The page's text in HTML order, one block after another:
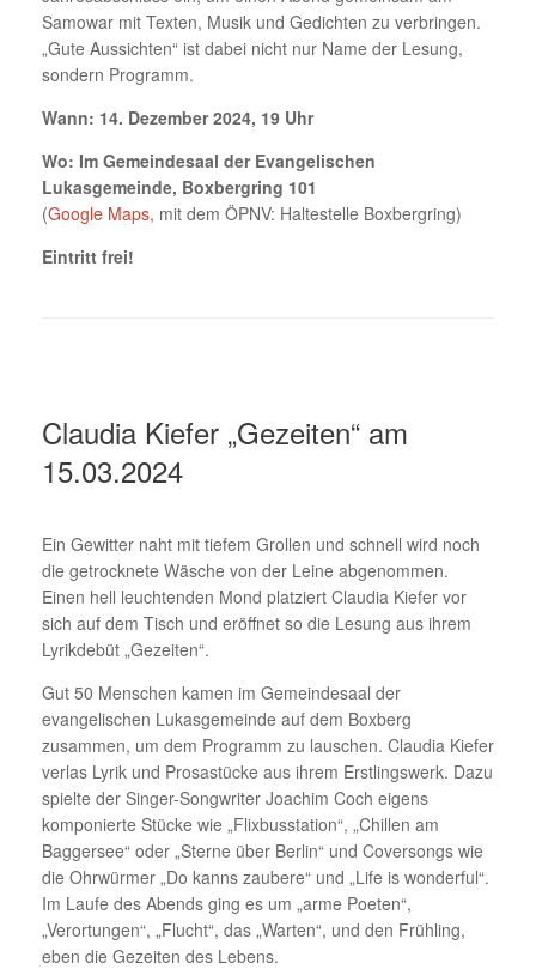
Samowar mit Texten, Musik und Gedichten zu verbringen.
„Gute Aussichten“ ist dabei nicht nur Name der Lesung,
sondern Programm.
Wann: 14. Dezember 2024, 19 Uhr
Wo: Im Gemeindesaal der Evangelischen
Lukasgemeinde, Boxbergring 101
(Google Maps, mit dem ÖPNV: Haltestelle Boxbergring)
Eintritt frei!
Claudia Kiefer „Gezeiten“ am
15.03.2024
Ein Gewitter naht mit tiefem Grollen und schnell wird noch
die getrocknete Wäsche von der Leine abgenommen.
Einen hell leuchtenden Mond platziert Claudia Kiefer vor
sich auf dem Tisch und eröffnet so die Lesung aus ihrem
Lyrikdebüt „Gezeiten“.
Gut 50 Menschen kamen im Gemeindesaal der
evangelischen Lukasgemeinde auf dem Boxberg
zusammen, um dem Programm zu lauschen. Claudia Kiefer
verlas Lyrik und Prosastücke aus ihrem Erstlingswerk. Dazu
spielte der Singer-Songwriter Joachim Coch eigens
komponierte Stücke wie „Flixbusstation“, „Chillen am
Baggersee“ oder „Sterne über Berlin“ und Coversongs wie
die Ohrwürmer „Do kanns zaubere“ und „Life is wonderful“.
Im Laufe des Abends ging es um „arme Poeten“,
„Verortungen“, „Flucht“, das „Warten“, und den Frühling,
eben die Gezeiten des Lebens.